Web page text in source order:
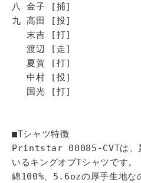
八 金子 [捕]
九 高田 [投]
末吉 [打]
渡辺 [走]
夏賀 [打]
中村 [投]
国光 [打]
■Tシャツ特徴
Printstar 00085-CVTは、
いるキングオブTシャツです。
綿100%、5.6ozの厚手生地な